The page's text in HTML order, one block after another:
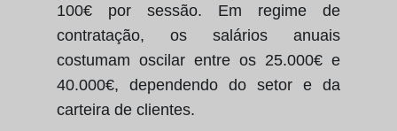
100€ por sessão. Em regime de
contratação, os salários anuais
costumam oscilar entre os 25.000€ e
40.000€, dependendo do setor e da
carteira de clientes.